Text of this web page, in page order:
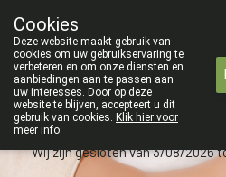
09 228 32 36
Wij zijn gesloten van 3/08/2026
Cookies
Deze website maakt gebruik van
cookies om uw gebruikservaring te
verbeteren en om onze diensten en
aanbiedingen aan te passen aan
uw interesses. Door op deze
website te blijven, accepteert u dit
gebruik van cookies. Klik hier voor
meer info.